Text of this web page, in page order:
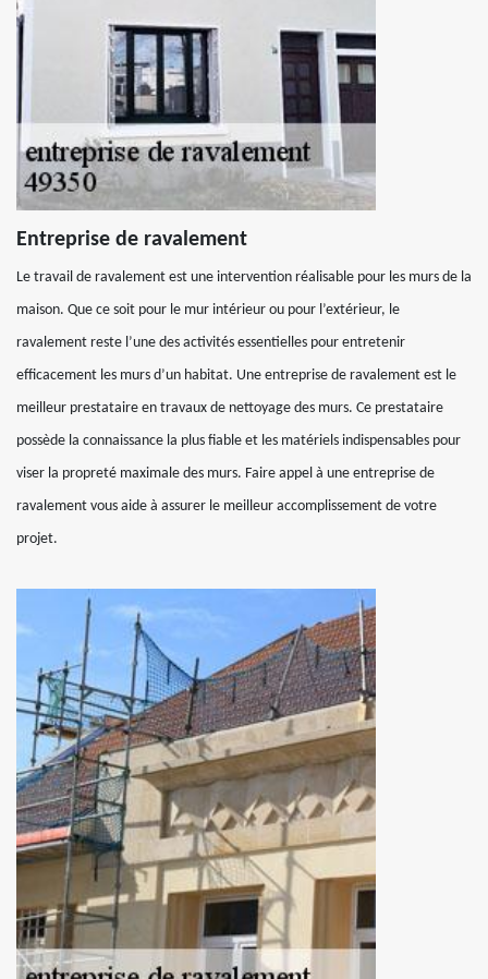
Entreprise de ravalement
Le travail de ravalement est une intervention réalisable pour les murs de la
maison. Que ce soit pour le mur intérieur ou pour l’extérieur, le
ravalement reste l’une des activités essentielles pour entretenir
efficacement les murs d’un habitat. Une entreprise de ravalement est le
meilleur prestataire en travaux de nettoyage des murs. Ce prestataire
possède la connaissance la plus fiable et les matériels indispensables pour
viser la propreté maximale des murs. Faire appel à une entreprise de
ravalement vous aide à assurer le meilleur accomplissement de votre
projet.